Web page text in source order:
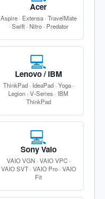
Acer
Aspire · Extensa · TravelMate
· Swift · Nitro · Predator
💻
Lenovo / IBM
ThinkPad · IdeaPad · Yoga ·
Legion · V-Series · IBM
ThinkPad
💻
Sony Vaio
VAIO VGN · VAIO VPC ·
VAIO SVT · VAIO Pro · VAIO
Fit